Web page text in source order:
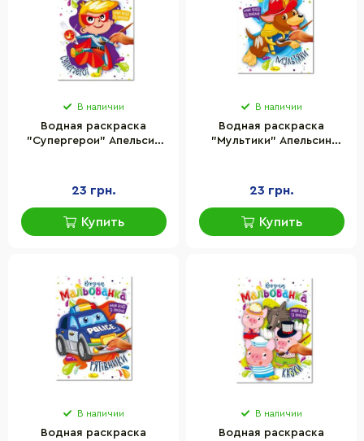
В наличии
Водная раскраска
"Супергерои" Апельсин
23 грн.
Купить
В наличии
Водная раскраска
"Мультики" Апельсин
23 грн.
Купить
В наличии
Водная раскраска
В наличии
Водная раскраска